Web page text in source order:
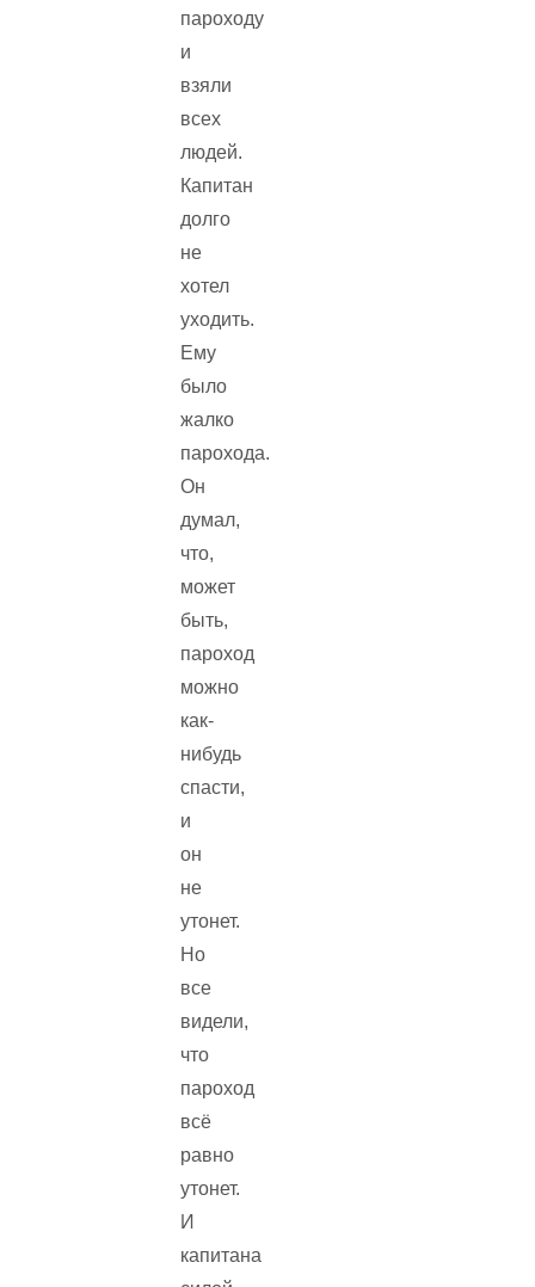
пароходу
и
взяли
всех
людей.
Капитан
долго
не
хотел
уходить.
Ему
было
жалко
парохода.
Он
думал,
что,
может
быть,
пароход
можно
как-
нибудь
спасти,
и
он
не
утонет.
Но
все
видели,
что
пароход
всё
равно
утонет.
И
капитана